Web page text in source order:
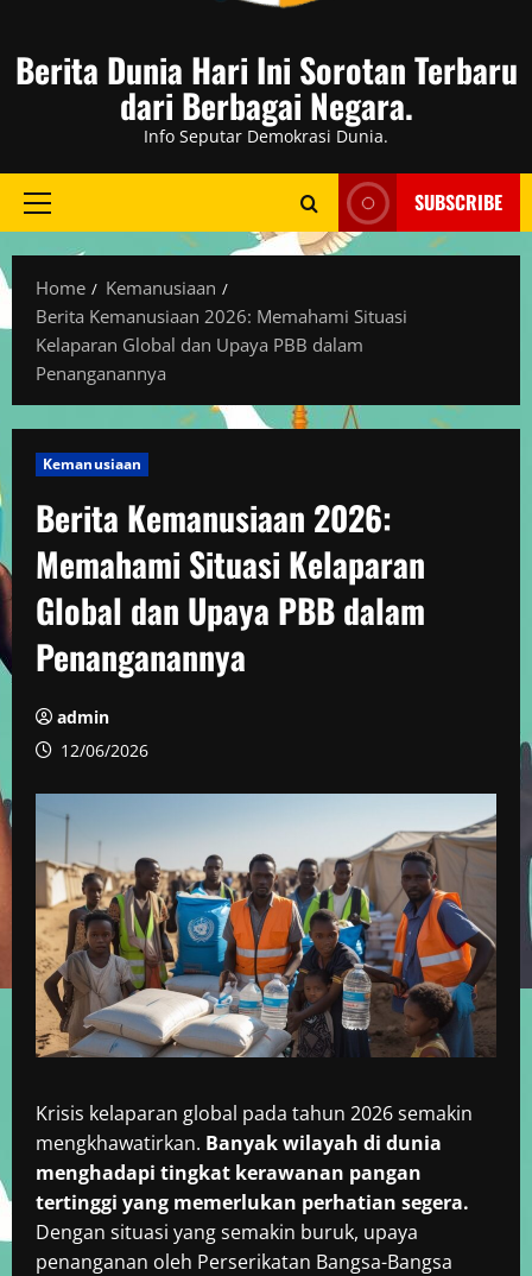
Berita Dunia Hari Ini Sorotan Terbaru
dari Berbagai Negara.
Info Seputar Demokrasi Dunia.
Primary
SUBSCRIBE
Home
Kemanusiaan
Berita Kemanusiaan 2026: Memahami Situasi
Kelaparan Global dan Upaya PBB dalam
Penanganannya
Kemanusiaan
Berita Kemanusiaan 2026:
Memahami Situasi Kelaparan
Global dan Upaya PBB dalam
Penanganannya
admin
12/06/2026
Krisis kelaparan global pada tahun 2026 semakin
mengkhawatirkan. Banyak wilayah di dunia
menghadapi tingkat kerawanan pangan
tertinggi yang memerlukan perhatian segera.
Dengan situasi yang semakin buruk, upaya
penanganan oleh Perserikatan Bangsa-Bangsa